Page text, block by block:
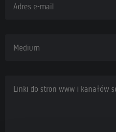
Adres e-mail
Medium
Linki do stron www i kanałów social media